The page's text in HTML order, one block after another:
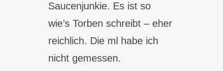
Saucenjunkie. Es ist so
wie’s Torben schreibt – eher
reichlich. Die ml habe ich
nicht gemessen.